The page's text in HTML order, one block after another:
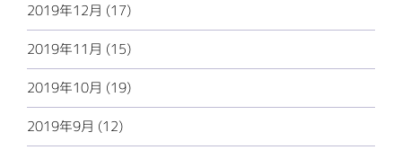
2019年12月 (17)
2019年11月 (15)
2019年10月 (19)
2019年9月 (12)